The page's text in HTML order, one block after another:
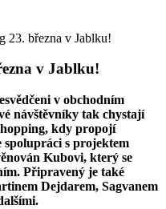
23. března v Jablku!
v Jablku!
v obchodním
návštěvníky tak chystají
kdy propojí
spolupráci s projektem
Kubovi, který se
Připravený je také
Dejdarem, Sagvanem